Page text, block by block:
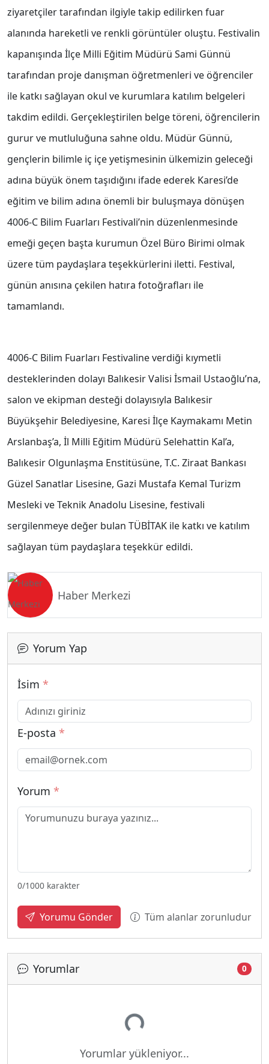
ziyaretçiler tarafından ilgiyle takip edilirken fuar
alanında hareketli ve renkli görüntüler oluştu. Festivalin
kapanışında İlçe Milli Eğitim Müdürü Sami Günnü
tarafından proje danışman öğretmenleri ve öğrenciler
ile katkı sağlayan okul ve kurumlara katılım belgeleri
takdim edildi. Gerçekleştirilen belge töreni, öğrencilerin
gurur ve mutluluğuna sahne oldu. Müdür Günnü,
gençlerin bilimle iç içe yetişmesinin ülkemizin geleceği
adına büyük önem taşıdığını ifade ederek Karesi’de
eğitim ve bilim adına önemli bir buluşmaya dönüşen
4006-C Bilim Fuarları Festivali’nin düzenlenmesinde
emeği geçen başta kurumun Özel Büro Birimi olmak
üzere tüm paydaşlara teşekkürlerini iletti. Festival,
günün anısına çekilen hatıra fotoğrafları ile
tamamlandı.
4006-C Bilim Fuarları Festivaline verdiği kıymetli
desteklerinden dolayı Balıkesir Valisi İsmail Ustaoğlu’na,
salon ve ekipman desteği dolayısıyla Balıkesir
Büyükşehir Belediyesine, Karesi İlçe Kaymakamı Metin
Arslanbaş’a, İl Milli Eğitim Müdürü Selehattin Kal’a,
Balıkesir Olgunlaşma Enstitüsüne, T.C. Ziraat Bankası
Güzel Sanatlar Lisesine, Gazi Mustafa Kemal Turizm
Mesleki ve Teknik Anadolu Lisesine, festivali
sergilenmeye değer bulan TÜBİTAK ile katkı ve katılım
sağlayan tüm paydaşlara teşekkür edildi.
Haber Merkezi
Yorum Yap
İsim *
E-posta *
Yorum *
0/1000 karakter
Yorumu Gönder Tüm alanlar zorunludur
Yorumlar 0
Yükleniyor...
Yorumlar yükleniyor...